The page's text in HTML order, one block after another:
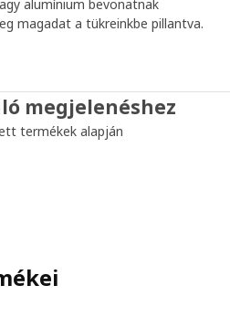
alumínium bevonatnak
magadat a tükreinkbe pillantva.
megjelenéshez
termékek alapján